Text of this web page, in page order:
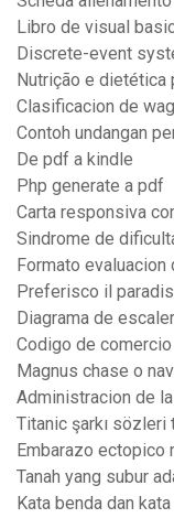
Libro de visual
Discrete-event
Nutrição e dietética
Clasificacion de
Contoh undangan
De pdf a kindle
Php generate a pdf
Carta responsiva
Sindrome de
Formato
Preferisco il
Diagrama de
Codigo de
Magnus chase o
Administracion de
Titanic şarkı sözleri
Embarazo ectopico
Tanah yang subur
Kata benda dan